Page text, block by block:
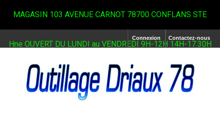
MAGASIN 103 AVENUE CARNOT 78700 CONFLANS STE
Hne OUVERT DU LUNDI au VENDREDI 9H-12H 14H-17.30H
Contactez-nous
Connexion